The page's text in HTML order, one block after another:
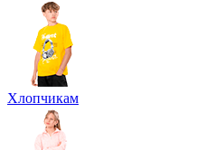
Хлопчикам